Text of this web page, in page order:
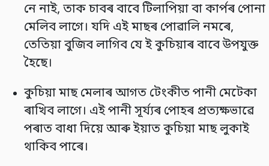
নে নাই, তাক চাবৰ বাবে টিলাপিয়া বা কাৰ্পৰ পোনা
মেলিব লাগে। যদি এই মাছৰ পোৱালি নমৰে,
তেতিয়া বুজিব লাগিব যে ই কুচিয়াৰ বাবে উপযুক্ত
হৈছে।
কুচিয়া মাছ মেলাৰ আগত টেংকীত পানী মেটেকা
ৰাখিব লাগে। এই পানী সূৰ্য্যৰ পোহৰ প্ৰত্যক্ষভাৱে
পৰাত বাধা দিয়ে আৰু ইয়াত কুচিয়া মাছ লুকাই
থাকিব পাৰে।